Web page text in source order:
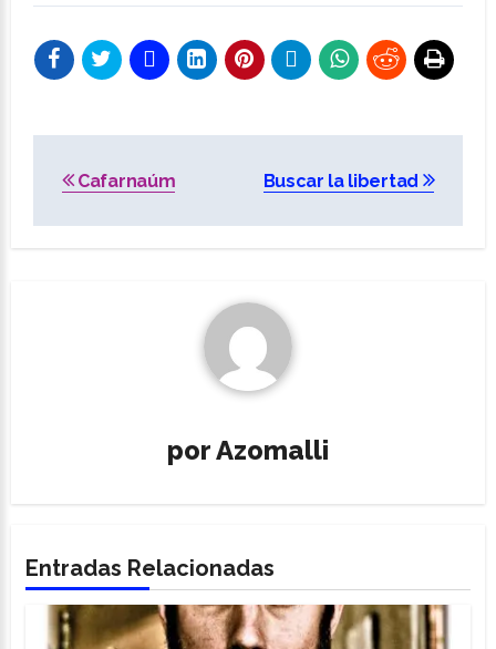
DE
Cafarnaúm Buscar la libertad
porAzomalli
Entradas Relacionadas